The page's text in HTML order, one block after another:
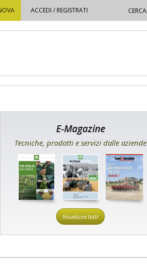
ACCEDI / REGISTRATI
E-Magazine
Tecniche, prodotti e servizi dalle aziende
Visualizza tutti